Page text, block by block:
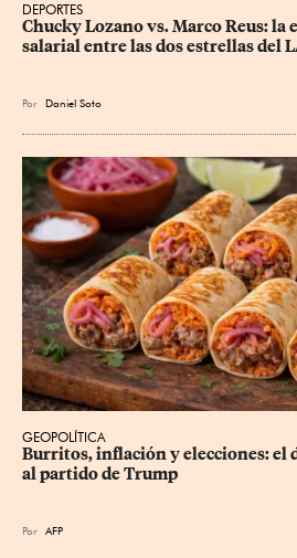
DEPORTES
Chucky Lozano vs. Marco Reus: la
salarial entre las dos estrellas del
Por Daniel Soto
GEOPOLÍTICA
Burritos, inflación y elecciones: el
al partido de Trump
Por AFP